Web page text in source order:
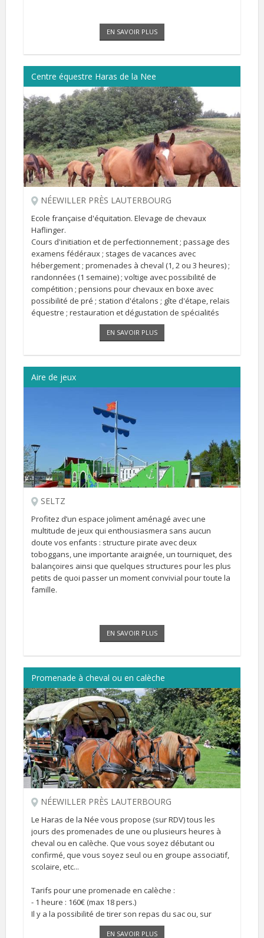
EN SAVOIR PLUS
Centre équestre Haras de la Nee
NÉEWILLER PRÈS LAUTERBOURG
Ecole française d'équitation. Elevage de chevaux
Haflinger.
Cours d'initiation et de perfectionnement ; passage des
examens fédéraux ; stages de vacances avec
hébergement ; promenades à cheval (1, 2 ou 3 heures) ;
randonnées (1 semaine) ; voltige avec possibilité de
compétition ; pensions pour chevaux en boxe avec
possibilité de pré ; station d'étalons ; gîte d'étape, relais
équestre ; restauration et dégustation de spécialités
alsaciennes et plats divers (vendredis, samedis et
EN SAVOIR PLUS
Aire de jeux
SELTZ
Profitez d’un espace joliment aménagé avec une
multitude de jeux qui enthousiasmera sans aucun
doute vos enfants : structure pirate avec deux
toboggans, une importante araignée, un tourniquet, des
balançoires ainsi que quelques structures pour les plus
petits de quoi passer un moment convivial pour toute la
famille.
EN SAVOIR PLUS
Promenade à cheval ou en calèche
NÉEWILLER PRÈS LAUTERBOURG
Le Haras de la Née vous propose (sur RDV) tous les
jours des promenades de une ou plusieurs heures à
cheval ou en calèche. Que vous soyez débutant ou
confirmé, que vous soyez seul ou en groupe associatif,
scolaire, etc...
Tarifs pour une promenade en calèche :
- 1 heure : 160€ (max 18 pers.)
Il y a la possibilité de tirer son repas du sac ou, sur
demande préalable, de prendre un pique nique
EN SAVOIR PLUS